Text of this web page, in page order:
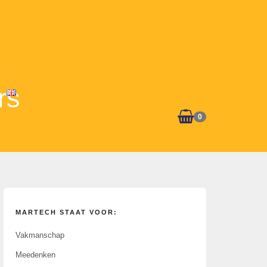
0
MARTECH STAAT VOOR:
Vakmanschap
Meedenken